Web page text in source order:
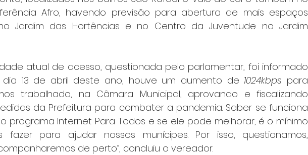
Afro, havendo previsão para abertura de mais espaços
Jardim das Hortências e no Centro da Juventude no Jardim
atual de acesso, questionada pelo parlamentar, foi informado
13 de abril deste ano, houve um aumento de 1024kbps
trabalhado, na Câmara Municipal, aprovando e fiscalizando
da Prefeitura para combater a pandemia. Saber se funciona
programa Internet Para Todos e se ele pode melhorar, é o mínimo
fazer para ajudar nossos munícipes. Por isso, questionamos,
de perto”, concluiu o vereador.